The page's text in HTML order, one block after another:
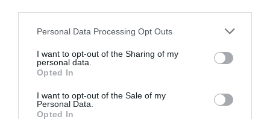
Please note that this website/app uses one or more Google
not limited to your visit or usage behaviour. You may click to
grant or deny consent to Google and its third-party tags to
use your data for below specified purposes in below Google
consent section.
Personal Data Processing Opt Outs
I want to opt-out of the Sharing of my
personal data.
Opted In
I want to opt-out of the Sale of my
Personal Data.
Opted In